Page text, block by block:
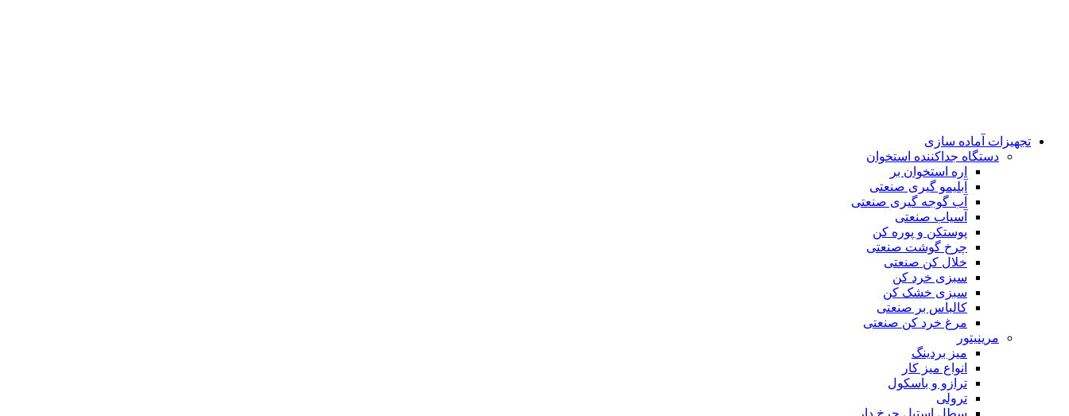
تجهیزات آماده سازی
دستگاه جداکننده استخوان
اره استخوان بر
آبلیمو گیری صنعتی
آب گوجه گیری صنعتی
آسیاب صنعتی
پوستکن و پوره کن
چرخ گوشت صنعتی
خلال کن صنعتی
سبزی خرد کن
سبزی خشک کن
کالباس بر صنعتی
مرغ خرد کن صنعتی
مرینیتور
میز بردینگ
انواع میز کار
ترازو و باسکول
ترولی
سطل استیل چرخ دار